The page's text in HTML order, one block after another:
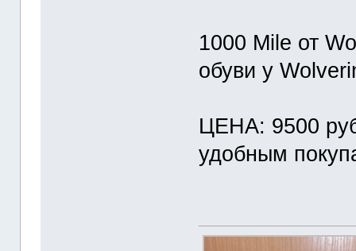
1000 Mile от
обуви у
ЦЕНА: 9500
удобным